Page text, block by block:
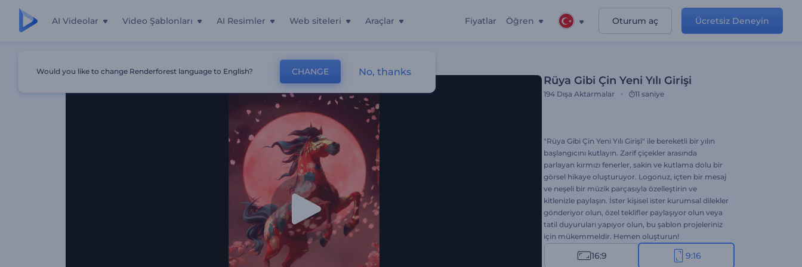
AI Videolar Video Şablonları AI Resimler Web siteleri Araçlar Fiyatlar Öğren Oturum aç Ücretsiz Deneyin
Rüya Gibi Çin Yeni Yılı Girişi
194 Dışa Aktarmalar 11 saniye
"Rüya Gibi Çin Yeni Yılı Girişi" ile bereketli bir yılın
başlangıcını kutlayın. Zarif çiçekler arasında
parlayan kırmızı fenerler, sakin ve kutlama dolu bir
görsel hikaye oluşturuyor. Logonuz, içten bir mesaj
ve neşeli bir müzik parçasıyla özelleştirin ve
kitlenizle paylaşın. İster kişisel ister kurumsal dilekler
gönderiyor olun, özel teklifler paylaşıyor olun veya
tatil duyuruları yapıyor olun, bu şablon projeleriniz
için mükemmeldir. Hemen oluşturun!
16:9 9:16
Would you like to change Renderforest language to English? CHANGE No, thanks